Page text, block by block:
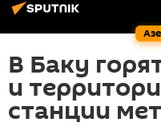
В Баку
и
станции